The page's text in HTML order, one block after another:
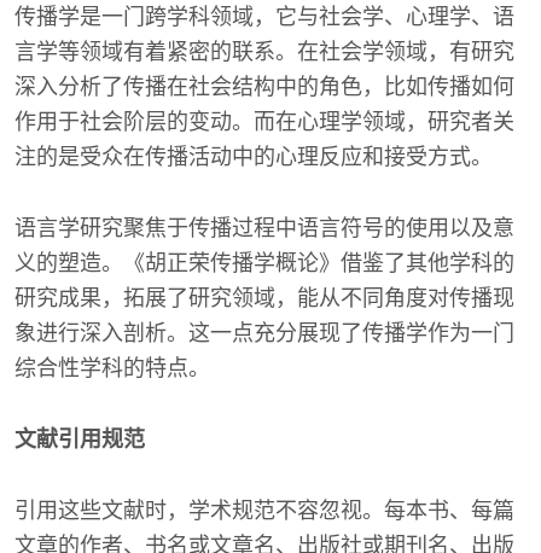
传播学是一门跨学科领域，它与社会学、心理学、语
言学等领域有着紧密的联系。在社会学领域，有研究
深入分析了传播在社会结构中的角色，比如传播如何
作用于社会阶层的变动。而在心理学领域，研究者关
注的是受众在传播活动中的心理反应和接受方式。
语言学研究聚焦于传播过程中语言符号的使用以及意
义的塑造。《胡正荣传播学概论》借鉴了其他学科的
研究成果，拓展了研究领域，能从不同角度对传播现
象进行深入剖析。这一点充分展现了传播学作为一门
综合性学科的特点。
文献引用规范
引用这些文献时，学术规范不容忽视。每本书、每篇
文章的作者、书名或文章名、出版社或期刊名、出版